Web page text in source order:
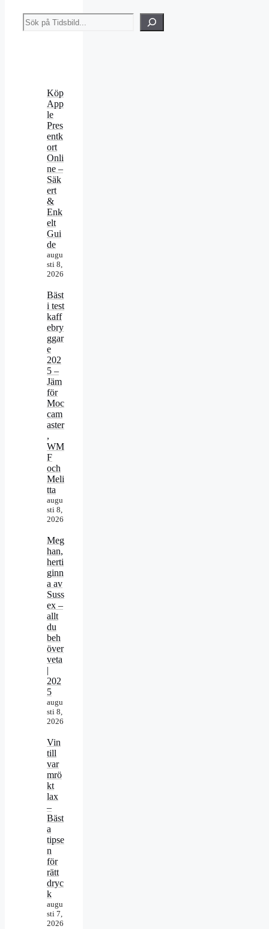
Sök
Köp
App
le
Pres
entk
ort
Onli
ne –
Säk
ert
&
Enk
elt
Gui
de
augu
sti 8,
2026
Bäst
i test
kaff
ebry
ggar
e
202
5 –
Jäm
för
Moc
cam
aster
,
WM
F
och
Meli
tta
augu
sti 8,
2026
Meg
han,
herti
ginn
a av
Suss
ex –
allt
du
beh
över
veta
|
202
5
augu
sti 8,
2026
Vin
till
var
mrö
kt
lax
–
Bäst
a
tipse
n
för
rätt
dryc
k
augu
sti 7,
2026